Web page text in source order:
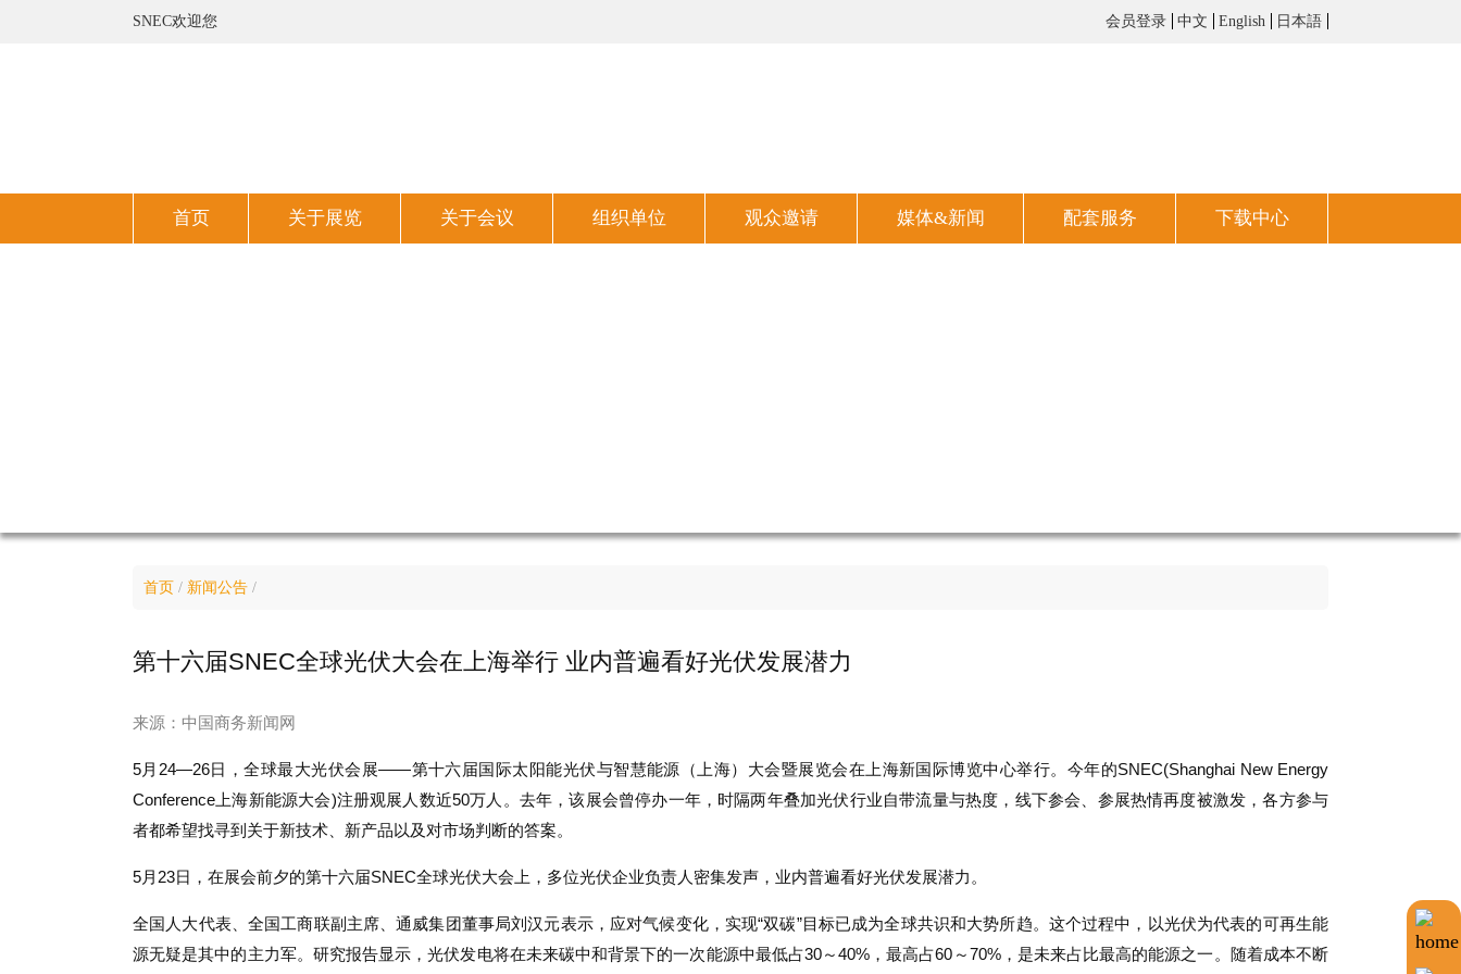
SNEC欢迎您 会员登录 中文 English 日本語
首页 关于展览 关于会议 组织单位 观众邀请 媒体&新闻 配套服务 下载中心
首页 / 新闻公告 /
第十六届SNEC全球光伏大会在上海举行 业内普遍看好光伏发展潜力
来源：中国商务新闻网
5月24—26日，全球最大光伏会展——第十六届国际太阳能光伏与智慧能源（上海）大会暨展览会在上海新国际博览中心举行。今年的SNEC(Shanghai New Energy
Conference上海新能源大会)注册观展人数近50万人。去年，该展会曾停办一年，时隔两年叠加光伏行业自带流量与热度，线下参会、参展热情再度被激发，各方参与
者都希望找寻到关于新技术、新产品以及对市场判断的答案。
5月23日，在展会前夕的第十六届SNEC全球光伏大会上，多位光伏企业负责人密集发声，业内普遍看好光伏发展潜力。
全国人大代表、全国工商联副主席、通威集团董事局刘汉元表示，应对气候变化，实现“双碳”目标已成为全球共识和大势所趋。这个过程中，以光伏为代表的可再生能
源无疑是其中的主力军。研究报告显示，光伏发电将在未来碳中和背景下的一次能源中最低占30～40%，最高占60～70%，是未来占比最高的能源之一。随着成本不断